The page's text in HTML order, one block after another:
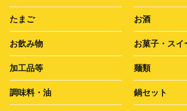
たまご お酒
お飲み物 お菓子・スイ
加工品等 麺類
調味料・油 鍋セット